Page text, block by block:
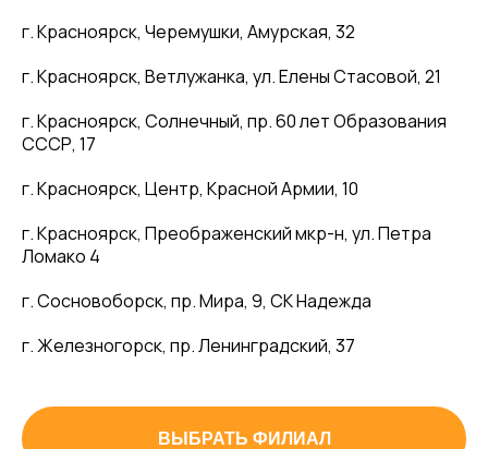
г. Красноярск, Черемушки, Амурская, 32
г. Красноярск, Ветлужанка, ул. Елены Стасовой, 21
г. Красноярск, Солнечный, пр. 60 лет Образования
СССР, 17
г. Красноярск, Центр, Красной Армии, 10
г. Красноярск, Преображенский мкр-н, ул. Петра
Ломако 4
г. Сосновоборск, пр. Мира, 9, СК Надежда
г. Железногорск, пр. Ленинградский, 37
ВЫБРАТЬ ФИЛИАЛ